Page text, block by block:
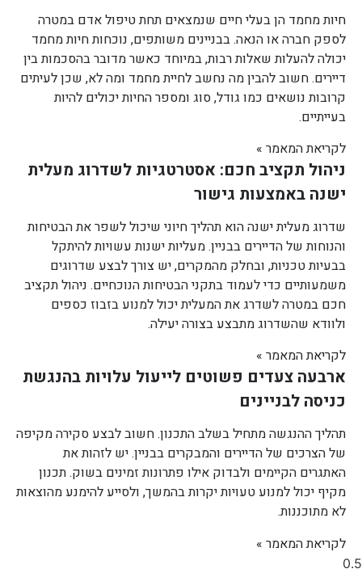
חיות מחמד הן בעלי חיים שנמצאים תחת טיפול אדם במטרה
לספק חברה או הנאה. בבניינים משותפים, נוכחות חיות מחמד
יכולה להעלות שאלות רבות, במיוחד כאשר מדובר בהסכמות בין
דיירים. חשוב להבין מה נחשב לחיית מחמד ומה לא, שכן לעיתים
קרובות נושאים כמו גודל, סוג ומספר החיות יכולים להיות
בעייתיים.
לקריאת המאמר »
ניהול תקציב חכם: אסטרטגיות לשדרוג מעלית
ישנה באמצעות גישור
שדרוג מעלית ישנה הוא תהליך חיוני שיכול לשפר את הבטיחות
והנוחות של הדיירים בבניין. מעליות ישנות עשויות להיתקל
בבעיות טכניות, ובחלק מהמקרים, יש צורך לבצע שדרוגים
משמעותיים כדי לעמוד בתקני הבטיחות הנוכחיים. ניהול תקציב
חכם במטרה לשדרג את המעלית יכול למנוע בזבוז כספים
ולוודא שהשדרוג מתבצע בצורה יעילה.
לקריאת המאמר »
ארבעה צעדים פשוטים לייעול עלויות בהנגשת
כניסה לבניינים
תהליך ההנגשה מתחיל בשלב התכנון. חשוב לבצע סקירה מקיפה
של הצרכים של הדיירים והמבקרים בבניין. יש לזהות את
האתגרים הקיימים ולבדוק אילו פתרונות זמינים בשוק. תכנון
מקיף יכול למנוע טעויות יקרות בהמשך, ולסייע להימנע מהוצאות
לא מתוכננות.
לקריאת המאמר »